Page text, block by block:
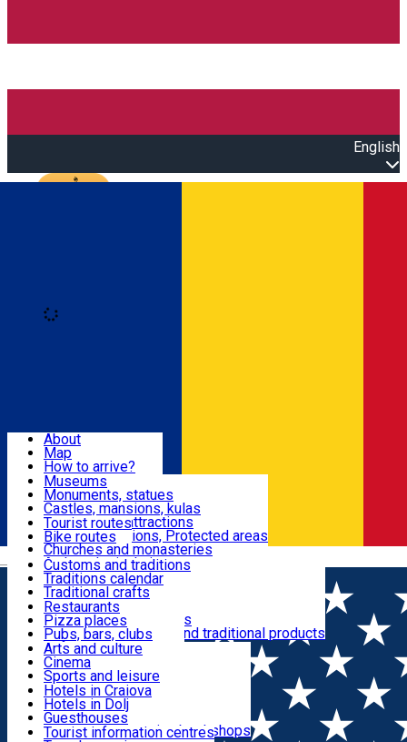
English
Română
Attractions
Routes
Customs, Traditions
Food & Drinks
Leisure & Fun
Accommodation
Useful
About
Map
How to arrive?
Recommendations
Tourist attractions
News
Museums
Monuments, statues
Castles, mansions, kulas
Architectural attractions
Natural attractions, Protected areas
Churches and monasteries
Archaeological sites
Parks and gardens
Tourist routes
Bike routes
Customs and traditions
Traditions calendar
Traditional crafts
Traditional cuisine
Wineries and vineyards
Local manufacturers and traditional products
Restaurants
Pizza places
Pubs, bars, clubs
Cafes and teahouses
Sweets and ice cream
Fast-food
Arts and culture
Cinema
Sports and leisure
Horse riding
Swimming pools
Zoo
Shopping, souvenirs, bookshops
Hotels in Craiova
Hotels in Dolj
Guesthouses
Villas
Tourist information centres